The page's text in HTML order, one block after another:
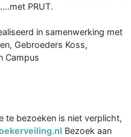
PRUT.
in samenwerking met
Gebroeders Koss,
Campus
te bezoeken is niet verplicht,
Bezoek aan